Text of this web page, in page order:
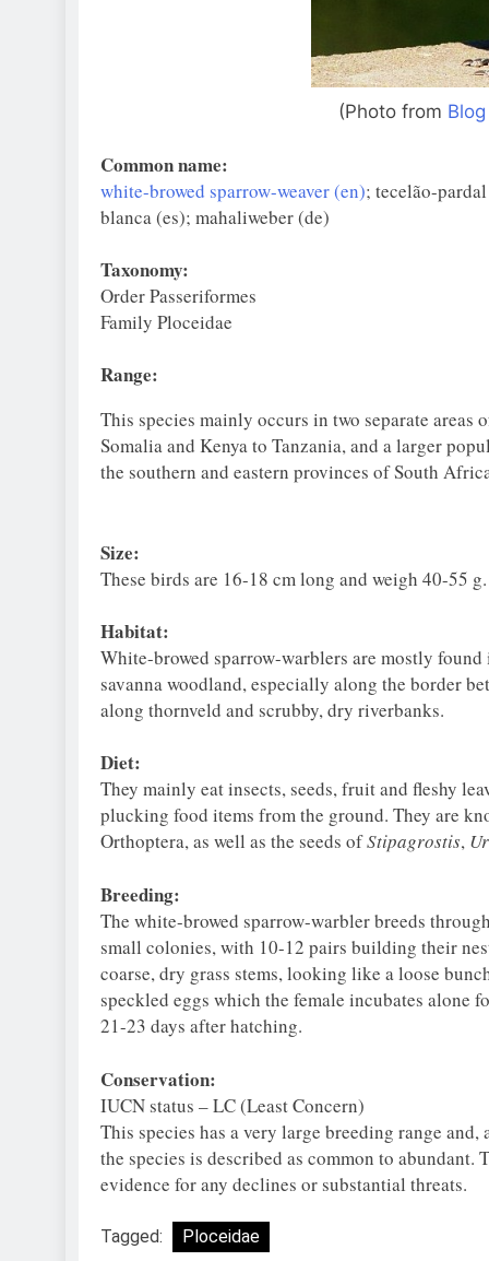
(Photo from
Common name:
white-browed sparrow-weaver (en); tecelão-
blanca (es); mahaliweber (de)
Taxonomy:
Order Passeriformes
Family Ploceidae
Range:
This species mainly occurs in two separate
Somalia and Kenya to Tanzania, and a larger
the southern and eastern provinces of South
Size:
These birds are 16-18 cm long and weigh 40-55 g.
Habitat:
White-browed sparrow-warblers are mostly
savanna woodland, especially along the border
along thornveld and scrubby, dry riverbanks.
Diet:
They mainly eat insects, seeds, fruit and fleshy
plucking food items from the ground. They are
Orthoptera, as well as the seeds ofStipagrostis,
Breeding:
The white-browed sparrow-warbler breeds
small colonies, with 10-12 pairs building their
coarse, dry grass stems, looking like a loose
speckled eggs which the female incubates alone
21-23 days after hatching.
Conservation:
IUCN status – LC (Least Concern)
This species has a very large breeding range
the species is described as common to
evidence for any declines or substantial threats.
Tagged: Ploceidae